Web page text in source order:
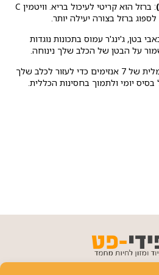
: ברזל הוא קריטי לעיכול בריא. וויטמין C
ברזל בצורה יעילה יותר.
בטן, ג'ינג'ר עמוס בתכונות נוגדות
על הבטן של הכלב שלך נינוחה.
: תערובת אופטימלית של 7 אנזימים כדי לעזור לכלב שלך
בסיס יומי ולתמוך בחסינות הכללית.